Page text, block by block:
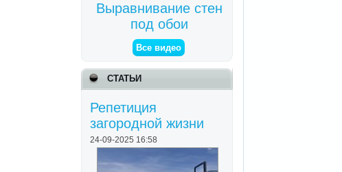
Выравнивание стен
под обои
Все видео
СТАТЬИ
Репетиция
загородной жизни
24-09-2025 16:58